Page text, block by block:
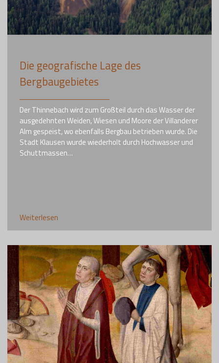
Die geografische Lage des
Bergbaugebietes
Der Thinnebach wird zum Großteil durch das Wasser der
ausgedehnten Weiden, Wiesen und Moore der Villanderer
Alm gespeist, wo ebenfalls Bergbau betrieben wurde. Die
Stadt Klausen wurde wiederholt durch Hochwasser und
Schuttmassen…
Weiterlesen